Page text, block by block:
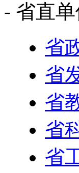
- 省直
省
省
省
省
省